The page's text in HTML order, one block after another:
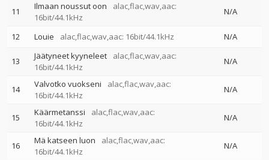
11 Ilmaan noussut oon
alac,flac,wav,aac:
16bit/44.1kHz
N/A
12 Louie alac,flac,wav,aac: 16bit/44.1kHz N/A
13 Jäätyneet kyyneleet
alac,flac,wav,aac:
16bit/44.1kHz
N/A
14 Valvotko vuokseni
alac,flac,wav,aac:
16bit/44.1kHz
N/A
15 Käärmetanssi
alac,flac,wav,aac:
16bit/44.1kHz
N/A
16 Mä katseen luon
alac,flac,wav,aac:
16bit/44.1kHz
N/A